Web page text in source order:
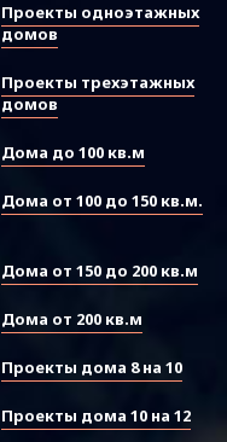
Проекты одноэтажных
домов
Проекты трехэтажных
домов
Дома до 100 кв.м
Дома от 100 до 150 кв.м.
Дома от 150 до 200 кв.м
Дома от 200 кв.м
Проекты дома 8 на 10
Проекты дома 10 на 12